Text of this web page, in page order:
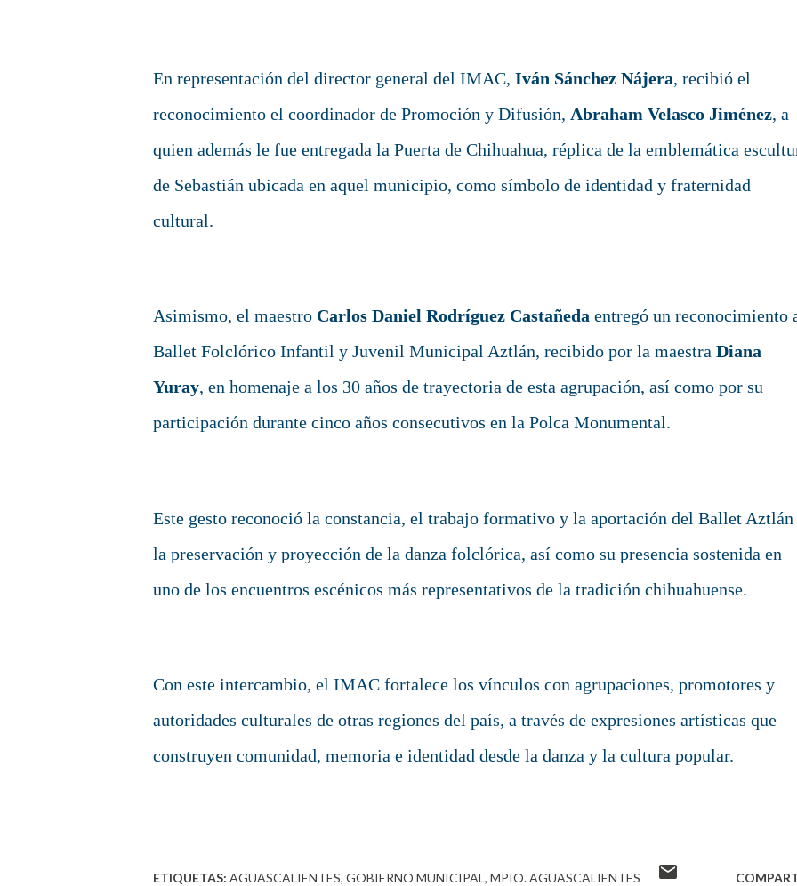
En representación del director general del IMAC, Iván Sánchez Nájera, recibió el
reconocimiento el coordinador de Promoción y Difusión, Abraham Velasco Jiménez, a
quien además le fue entregada la Puerta de Chihuahua, réplica de la emblemática
de Sebastián ubicada en aquel municipio, como símbolo de identidad y fraternidad
cultural.
Asimismo, el maestro Carlos Daniel Rodríguez Castañeda entregó un reconocimiento
Ballet Folclórico Infantil y Juvenil Municipal Aztlán, recibido por la maestra Diana
Yuray, en homenaje a los 30 años de trayectoria de esta agrupación, así como por su
participación durante cinco años consecutivos en la Polca Monumental.
Este gesto reconoció la constancia, el trabajo formativo y la aportación del Ballet Aztlán
la preservación y proyección de la danza folclórica, así como su presencia sostenida en
uno de los encuentros escénicos más representativos de la tradición chihuahuense.
Con este intercambio, el IMAC fortalece los vínculos con agrupaciones, promotores y
autoridades culturales de otras regiones del país, a través de expresiones artísticas que
construyen comunidad, memoria e identidad desde la danza y la cultura popular.
ETIQUETAS: AGUASCALIENTES GOBIERNO MUNICIPAL MPIO. AGUASCALIENTES